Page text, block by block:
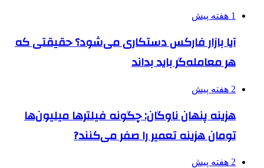
1 هفته پیش
آیا بازار فارکس دستکاری می‌شود؟ حقیقتی که
هر معامله‌گر باید بداند
2 هفته پیش
هزینه پنهان ناوگان: چگونه فیلترها میلیون‌ها
تومان هزینه تعمیر را صفر می‌کنند?
2 هفته پیش